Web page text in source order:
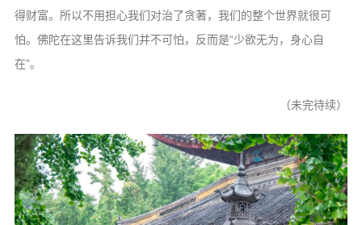
得财富。所以不用担心我们对治了贪著，我们的整个世界就很可
怕。佛陀在这里告诉我们并不可怕，反而是“少欲无为，身心自
在”。
（未完待续）